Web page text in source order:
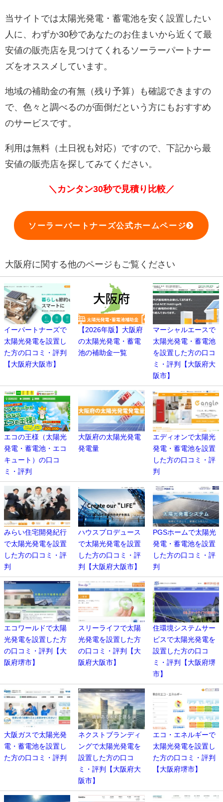
当サイトでは太陽光発電・蓄電池を安く設置したい
人に、わずか30秒であなたのお住まいから近くて最
安値の販売店を見つけてくれるソーラーパートナー
ズをオススメしています。
地域の補助金の有無（残り予算）も確認できますの
で、色々と調べるのが面倒だという方にもおすすめ
のサービスです。
利用は無料（土日祝も対応）ですので、下記から最
安値の販売店を探してみてください。
＼カンタン30秒で見積り比較／
ソーラーパートナーズ公式ホームページ
大阪府に関する他のページもご覧ください
イーパートナーズで
太陽光発電を設置し
た方の口コミ・評判
【大阪府大阪市】
【2026年版】大阪府
の太陽光発電・蓄電
池の補助金一覧
マーシャルエースで
太陽光発電・蓄電池
を設置した方の口コ
ミ・評判【大阪府大
阪市】
エコの王様（太陽光
発電・蓄電池・エコ
キュート）の口コ
ミ・評判
大阪府の太陽光発電
発電量
エディオンで太陽光
発電・蓄電池を設置
した方の口コミ・評
判
みらい住宅開発紀行
で太陽光発電を設置
した方の口コミ・評
判
ハウスプロデュース
で太陽光発電を設置
した方の口コミ・評
判【大阪府大阪市】
PGSホームで太陽光
発電・蓄電池を設置
した方の口コミ・評
判
エコワールドで太陽
光発電を設置した方
の口コミ・評判【大
阪府堺市】
スリーライフで太陽
光発電を設置した方
の口コミ・評判【大
阪府大阪市】
住環境システムサー
ビスで太陽光発電を
設置した方の口コ
ミ・評判【大阪府堺
市】
大阪ガスで太陽光発
電・蓄電池を設置し
た方の口コミ・評判
ネクストブランディ
ングで太陽光発電を
設置した方の口コ
ミ・評判【大阪府大
阪市】
エコ・エネルギーで
太陽光発電を設置し
た方の口コミ・評判
【大阪府堺市】